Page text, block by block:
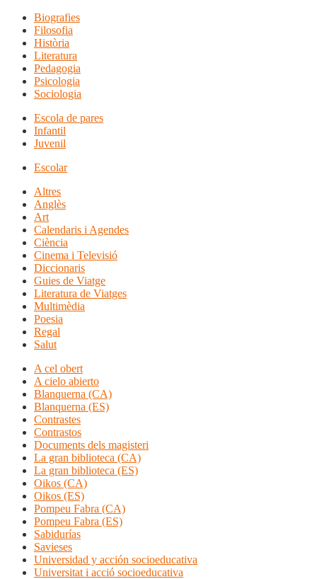
Biografies
Filosofia
Història
Literatura
Pedagogia
Psicologia
Sociologia
Escola de pares
Infantil
Juvenil
Escolar
Altres
Anglès
Art
Calendaris i Agendes
Ciència
Cinema i Televisió
Diccionaris
Guies de Viatge
Literatura de Viatges
Multimèdia
Poesia
Regal
Salut
A cel obert
A cielo abierto
Blanquerna (CA)
Blanquerna (ES)
Contrastes
Contrastos
Documents dels magisteri
La gran biblioteca (CA)
La gran biblioteca (ES)
Oikos (CA)
Oikos (ES)
Pompeu Fabra (CA)
Pompeu Fabra (ES)
Sabidurías
Savieses
Universidad y acción socioeducativa
Universitat i acció socioeducativa